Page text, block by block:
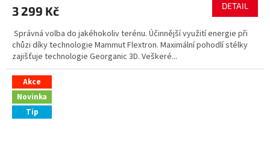
3 299 Kč DETAIL
Správná volba do jakéhokoliv terénu. Účinnější využití energie při
chůzi díky technologie Mammut Flextron. Maximální pohodlí stélky
zajišťuje technologie Georganic 3D. Veškeré...
Akce
Novinka
Tip